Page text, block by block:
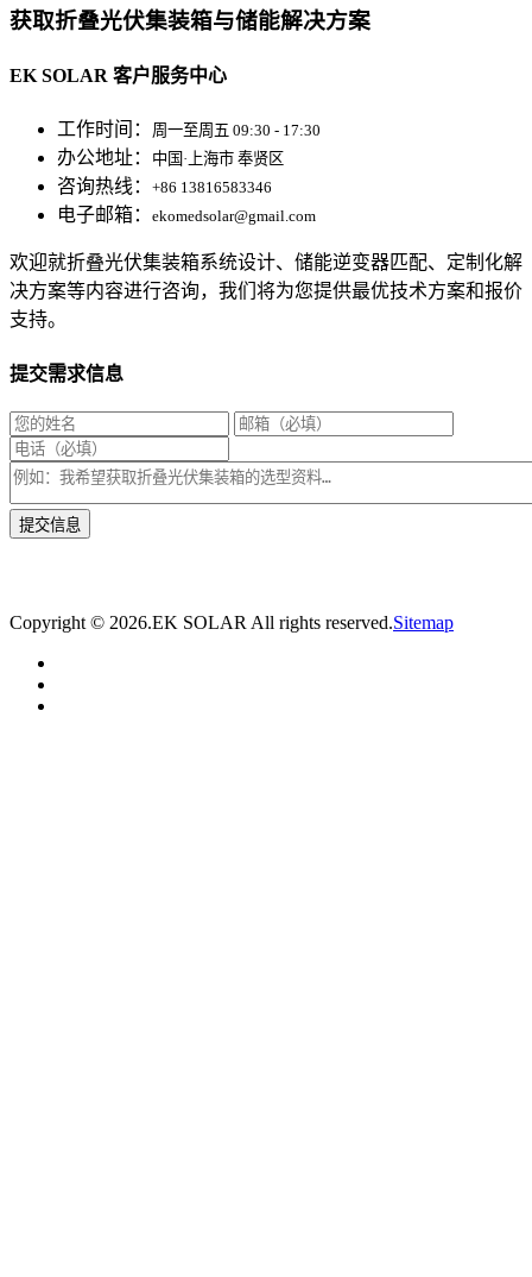
获取折叠光伏集装箱与储能解决方案
EK SOLAR 客户服务中心
工作时间： 周一至周五 09:30 - 17:30
办公地址： 中国·上海市 奉贤区
咨询热线： +86 13816583346
电子邮箱： ekomedsolar@gmail.com
欢迎就折叠光伏集装箱系统设计、储能逆变器匹配、定制化解
决方案等内容进行咨询，我们将为您提供最优技术方案和报价
支持。
提交需求信息
Copyright © 2026.EK SOLAR All rights reserved.Sitemap